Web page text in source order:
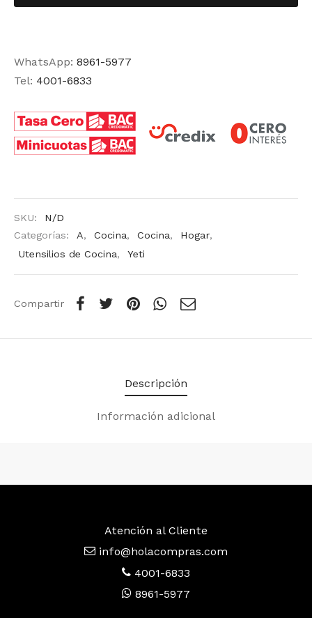
WhatsApp: 8961-5977
Tel: 4001-6833
SKU:
N/D
Categorías:
A, Cocina, Cocina, Hogar,
Utensilios de Cocina, Yeti
Compartir
Descripción
Información adicional
Atención al Cliente
info@holacompras.com
4001-6833
8961-5977